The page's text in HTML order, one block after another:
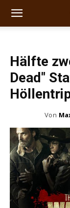
Hälfte
Dead"
Von